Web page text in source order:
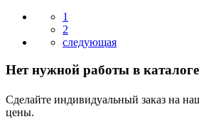
1
2
Нет нужной работы в
Сделайте индивидуальный заказ на
цены.